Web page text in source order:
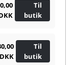
Til
butik
DKK
Til
butik